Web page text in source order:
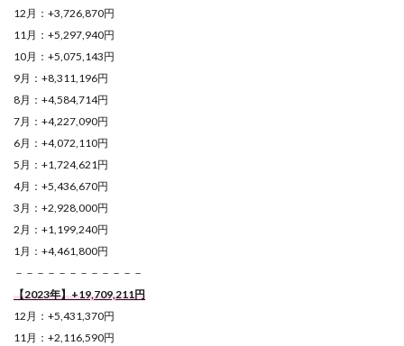
12月：+3,726,870円
11月：+5,297,940円
10月：+5,075,143円
9月：+8,311,196円
8月：+4,584,714円
7月：+4,227,090円
6月：+4,072,110円
5月：+1,724,621円
4月：+5,436,670円
3月：+2,928,000円
2月：+1,199,240円
1月：+4,461,800円
－－－－－－－－－－－－
【2023年】+19,709,211円
12月：+5,431,370円
11月：+2,116,590円